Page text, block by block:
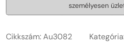
személyesen
Cikkszám:Au3082